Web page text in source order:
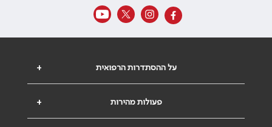
+ על ההסתדרות הרפואית
+ פעולות מהירות